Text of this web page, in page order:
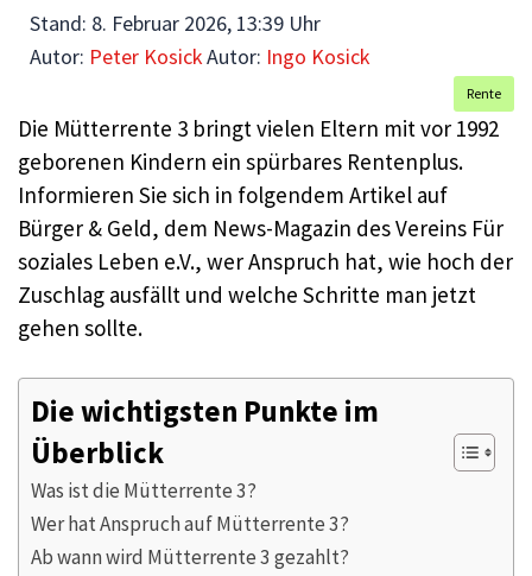
Stand: 8. Februar 2026, 13:39 Uhr
Autor: Peter KosickAutor: Ingo Kosick
Rente
Die Mütterrente 3 bringt vielen Eltern mit vor 1992
geborenen Kindern ein spürbares Rentenplus.
Informieren Sie sich in folgendem Artikel auf
Bürger & Geld, dem News-Magazin des Vereins Für
soziales Leben e.V., wer Anspruch hat, wie hoch der
Zuschlag ausfällt und welche Schritte man jetzt
gehen sollte.
Die wichtigsten Punkte im
Überblick
Was ist die Mütterrente 3?
Wer hat Anspruch auf Mütterrente 3?
Ab wann wird Mütterrente 3 gezahlt?